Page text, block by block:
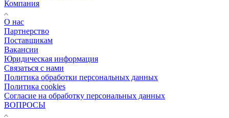
Компания
О нас
Партнерство
Поставщикам
Вакансии
Юридическая информация
Связаться с нами
Политика обработки персональных данных
Политика cookies
Согласие на обработку персональных данных
ВОПРОСЫ